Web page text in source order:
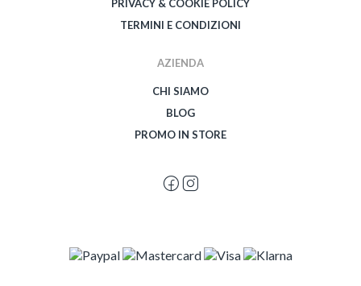
PRIVACY & COOKIE POLICY
TERMINI E CONDIZIONI
AZIENDA
CHI SIAMO
BLOG
PROMO IN STORE